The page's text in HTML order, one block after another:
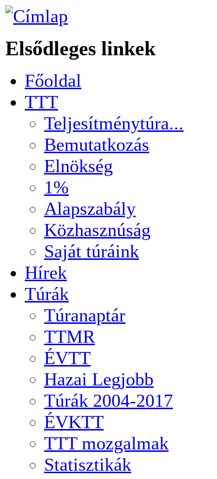
Elsődleges linkek
Főoldal
TTT
Teljesítménytúra...
Bemutatkozás
Elnökség
1%
Alapszabály
Közhasznúság
Saját túráink
Hírek
Túrák
Túranaptár
TTMR
ÉVTT
Hazai Legjobb
Túrák 2004-2017
ÉVKTT
TTT mozgalmak
Statisztikák